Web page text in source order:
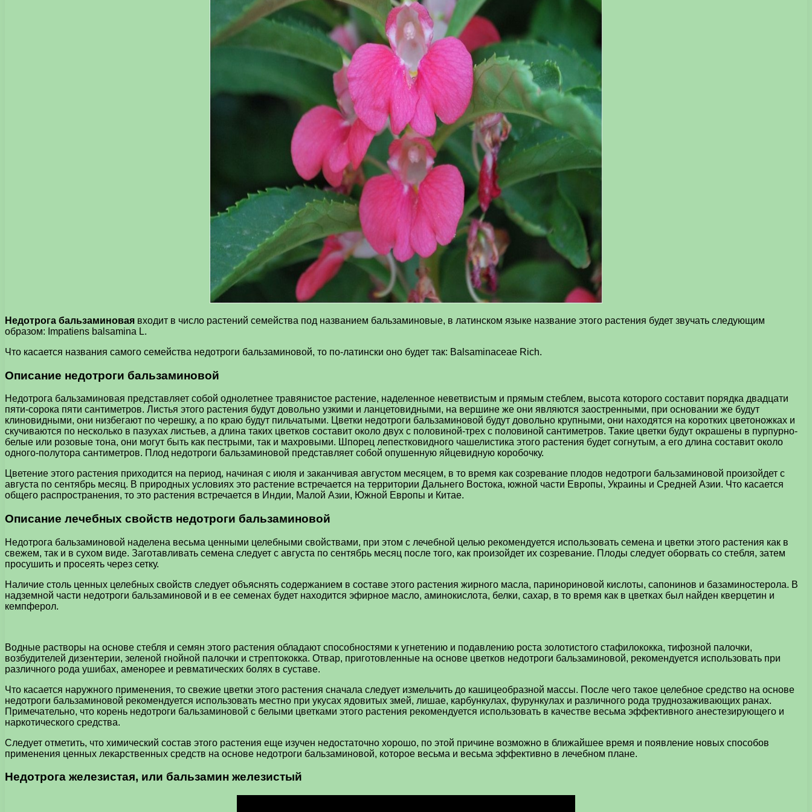
Недотрога бальзаминовая входит в число растений семейства под названием бальзаминовые, в латинском языке название этого растения будет звучать следующим
образом: Impatiens balsamina L.
Что касается названия самого семейства недотроги бальзаминовой, то по-латински оно будет так: Balsaminaceae Rich.
Описание недотроги бальзаминовой
Недотрога бальзаминовая представляет собой однолетнее травянистое растение, наделенное неветвистым и прямым стеблем, высота которого составит порядка двадцати
пяти-сорока пяти сантиметров. Листья этого растения будут довольно узкими и ланцетовидными, на вершине же они являются заостренными, при основании же будут
клиновидными, они низбегают по черешку, а по краю будут пильчатыми. Цветки недотроги бальзаминовой будут довольно крупными, они находятся на коротких цветоножках и
скучиваются по несколько в пазухах листьев, а длина таких цветков составит около двух с половиной-трех с половиной сантиметров. Такие цветки будут окрашены в пурпурно-
белые или розовые тона, они могут быть как пестрыми, так и махровыми. Шпорец лепестковидного чашелистика этого растения будет согнутым, а его длина составит около
одного-полутора сантиметров. Плод недотроги бальзаминовой представляет собой опушенную яйцевидную коробочку.
Цветение этого растения приходится на период, начиная с июля и заканчивая августом месяцем, в то время как созревание плодов недотроги бальзаминовой произойдет с
августа по сентябрь месяц. В природных условиях это растение встречается на территории Дальнего Востока, южной части Европы, Украины и Средней Азии. Что касается
общего распространения, то это растения встречается в Индии, Малой Азии, Южной Европы и Китае.
Описание лечебных свойств недотроги бальзаминовой
Недотрога бальзаминовой наделена весьма ценными целебными свойствами, при этом с лечебной целью рекомендуется использовать семена и цветки этого растения как в
свежем, так и в сухом виде. Заготавливать семена следует с августа по сентябрь месяц после того, как произойдет их созревание. Плоды следует оборвать со стебля, затем
просушить и просеять через сетку.
Наличие столь ценных целебных свойств следует объяснять содержанием в составе этого растения жирного масла, паринориновой кислоты, сапонинов и базаминостерола. В
надземной части недотроги бальзаминовой и в ее семенах будет находится эфирное масло, аминокислота, белки, сахар, в то время как в цветках был найден кверцетин и
кемпферол.
Водные растворы на основе стебля и семян этого растения обладают способностями к угнетению и подавлению роста золотистого стафилококка, тифозной палочки,
возбудителей дизентерии, зеленой гнойной палочки и стрептококка. Отвар, приготовленные на основе цветков недотроги бальзаминовой, рекомендуется использовать при
различного рода ушибах, аменорее и ревматических болях в суставе.
Что касается наружного применения, то свежие цветки этого растения сначала следует измельчить до кашицеобразной массы. После чего такое целебное средство на основе
недотроги бальзаминовой рекомендуется использовать местно при укусах ядовитых змей, лишае, карбункулах, фурункулах и различного рода труднозаживающих ранах.
Примечательно, что корень недотроги бальзаминовой с белыми цветками этого растения рекомендуется использовать в качестве весьма эффективного анестезирующего и
наркотического средства.
Следует отметить, что химический состав этого растения еще изучен недостаточно хорошо, по этой причине возможно в ближайшее время и появление новых способов
применения ценных лекарственных средств на основе недотроги бальзаминовой, которое весьма и весьма эффективно в лечебном плане.
Недотрога железистая, или бальзамин железистый